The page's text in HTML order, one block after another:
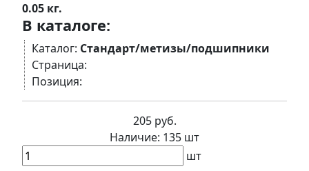
0.05 кг.
В каталоге:
Каталог: Стандарт/метизы/подшипники
Страница:
Позиция:
205 руб.
Наличие: 135 шт
шт